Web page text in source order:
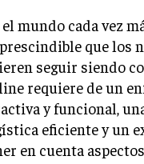
el mundo cada vez
que los
seguir siendo
requiere de un
y funcional,
eficiente y un
en cuenta